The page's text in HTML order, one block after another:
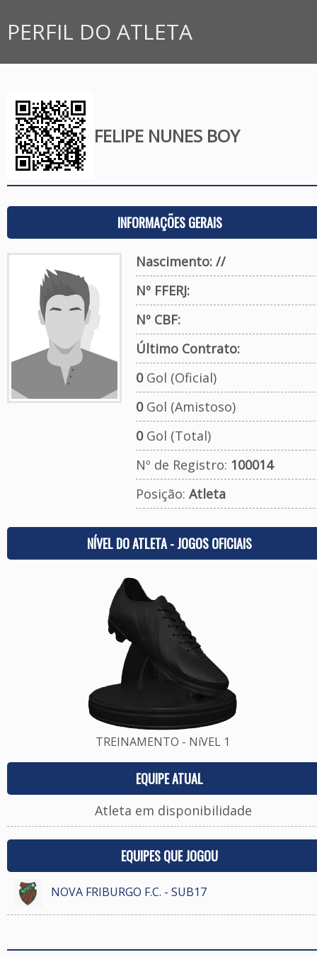
PERFIL DO ATLETA
FELIPE NUNES BOY
INFORMAÇÕES GERAIS
Nascimento: //
Nº FFERJ:
Nº CBF:
Último Contrato:
0Gol (Oficial)
0Gol (Amistoso)
0Gol (Total)
Nº de Registro: 100014
Posição: Atleta
NÍVEL DO ATLETA - JOGOS OFICIAIS
TREINAMENTO - NíVEL 1
EQUIPE ATUAL
Atleta em disponibilidade
EQUIPES QUE JOGOU
NOVA FRIBURGO F.C. - SUB17